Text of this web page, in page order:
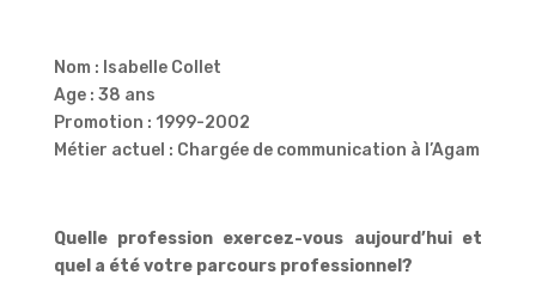
Nom : Isabelle Collet
Age : 38 ans
Promotion : 1999-2002
Métier actuel : Chargée de communication à l’Agam
Quelle profession exercez-vous aujourd’hui et
quel a été votre parcours professionnel?